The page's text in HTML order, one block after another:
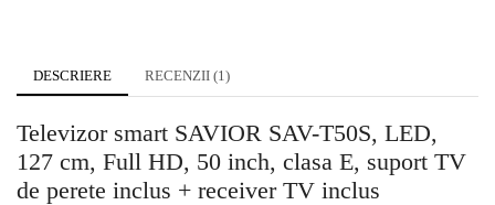
DESCRIERE RECENZII (1)
Televizor smart SAVIOR SAV-T50S, LED,
127 cm, Full HD, 50 inch, clasa E, suport TV
de perete inclus + receiver TV inclus